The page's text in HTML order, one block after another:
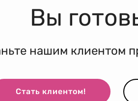
Вы
нашим клиентом
Стать клиентом!